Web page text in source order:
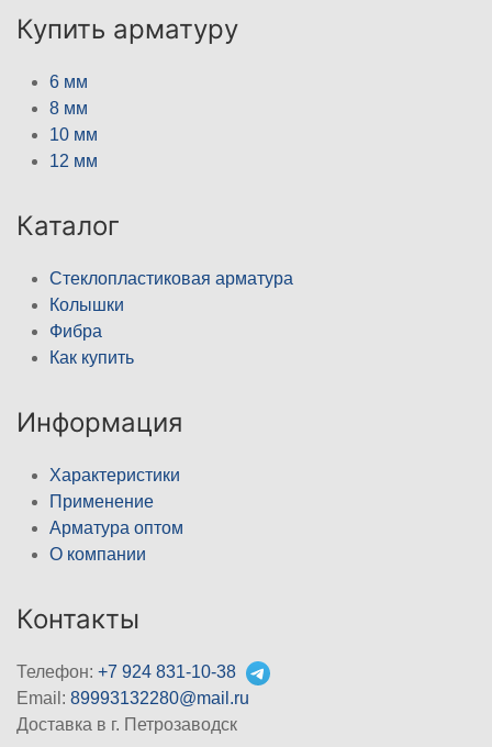
Купить арматуру
6 мм
8 мм
10 мм
12 мм
Каталог
Стеклопластиковая арматура
Колышки
Фибра
Как купить
Информация
Характеристики
Применение
Арматура оптом
О компании
Контакты
Телефон: +7 924 831-10-38
Email: 89993132280@mail.ru
Доставка в г. Петрозаводск